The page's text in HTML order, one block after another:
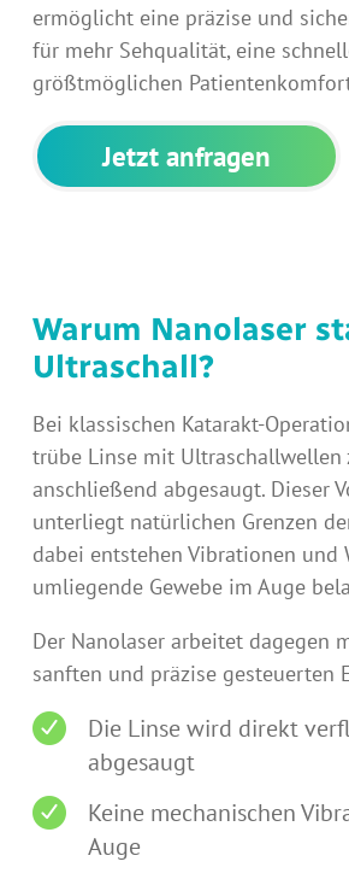
ermöglicht eine präzise und
für mehr Sehqualität, eine
größtmöglichen
Jetzt anfragen
Warum Nanolaser
Ultraschall?
Bei klassischen Katarakt-
trübe Linse mit Ultraschallwellen
anschließend abgesaugt. Dieser
unterliegt natürlichen Grenzen
dabei entstehen Vibrationen und
umliegende Gewebe im Auge
Der Nanolaser arbeitet dagegen
sanften und präzise gesteuerten
Die Linse wird direkt
abgesaugt
Keine mechanischen
Auge